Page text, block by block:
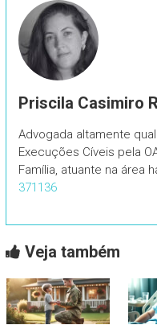
Priscila Casimiro
Advogada altamente
Execuções Cíveis pela
Família, atuante na área
371136
Veja também